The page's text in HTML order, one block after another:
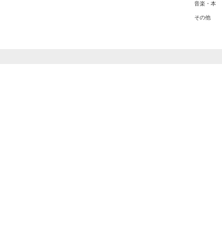
音楽・本
その他